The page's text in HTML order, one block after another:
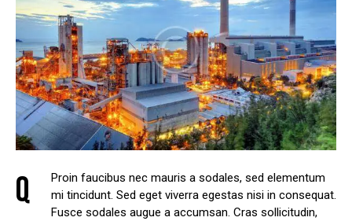
Q
Proin faucibus nec mauris a sodales, sed elementum
mi tincidunt. Sed eget viverra egestas nisi in consequat.
Fusce sodales augue a accumsan. Cras sollicitudin,